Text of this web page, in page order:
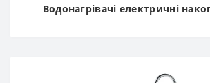
Водонагрівачі електричні